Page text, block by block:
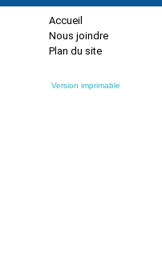
Accueil
Nous joindre
Plan du site
Version imprimable